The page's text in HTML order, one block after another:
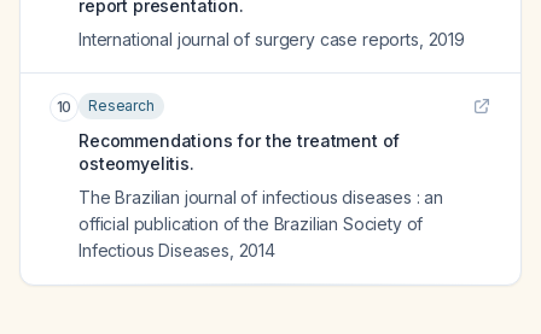
report presentation.
International journal of surgery case reports 2019
10 Research
Recommendations for the treatment of
osteomyelitis.
The Brazilian journal of infectious diseases : an
official publication of the Brazilian Society of
Infectious Diseases 2014